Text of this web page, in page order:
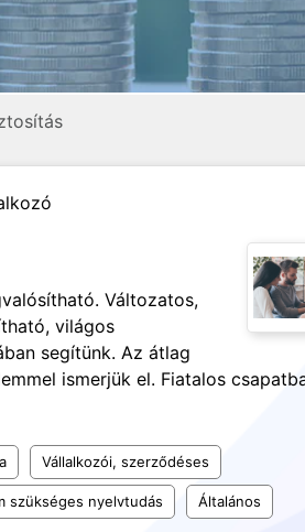
Változatos,
világos
segítünk. Az átlag
ismerjük el. Fiatalos
Vállalkozói, szerződéses
szükséges nyelvtudás Általános